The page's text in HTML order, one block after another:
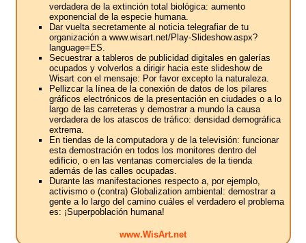
verdadera de la extinción total biológica: aumento
exponencial de la especie humana.
Dar vuelta secretamente al noticia telegrafiar de tu
organización a www.wisart.net/Play-Slideshow.aspx?
language=ES.
Secuestrar a tableros de publicidad digitales en galerías
ocupados y volverlos a dirigir hacia este slideshow de
Wisart con el mensaje: Por favor excepto la naturaleza.
Pellizcar la línea de la conexión de datos de los pilares
gráficos electrónicos de la presentación en ciudades o a lo
largo de las carreteras y demostrar a mundo la causa
verdadera de los atascos de tráfico: densidad demográfica
extrema.
En tiendas de la computadora y de la televisión: funcionar
esta demostración en todos los monitores dentro del
edificio, o en las ventanas comerciales de la tienda
además de las calles ocupadas.
Durante las manifestaciones respecto a, por ejemplo,
activismo o (contra) Globalization ambiental: demostrar a
gente a lo largo del camino cuáles el verdadero el problema
es: ¡Superpoblación humana!
www.WisArt.net